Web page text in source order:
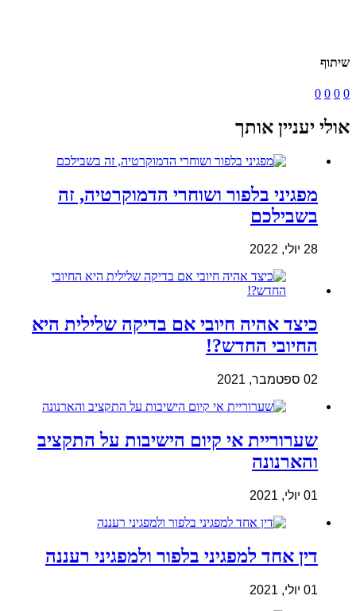
שיתוף
0
0
0
0
אולי יעניין אותך
מפגיני בלפור ושוחרי הדמוקרטיה, זה
בשבילכם
28 יולי, 2022
כיצד אהיה חיובי אם בדיקה שלילית היא
החיובי החדש?!
02 ספטמבר, 2021
שערוריית אי קיום הישיבות על התקציב
והארנונה
01 יולי, 2021
דין אחד למפגיני בלפור ולמפגיני רעננה
01 יולי, 2021